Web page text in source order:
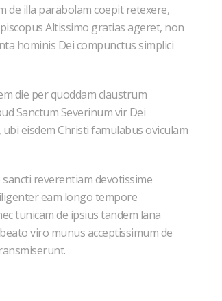
de illa parabolam coepit retexere,
Altissimo gratias ageret, non
hominis Dei compunctus simplici
die per quoddam claustrum
Sanctum Severinum vir Dei
eisdem Christi famulabus oviculam
sancti reverentiam devotissime
eam longo tempore
tunicam de ipsius tandem lana
viro munus acceptissimum de